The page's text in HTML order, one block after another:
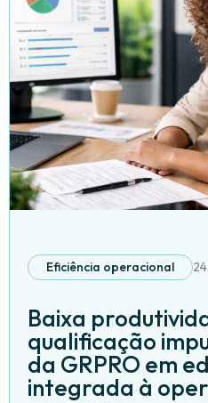
Eficiência operacional
Baixa
qualificação
da GRPRO em
integrada à